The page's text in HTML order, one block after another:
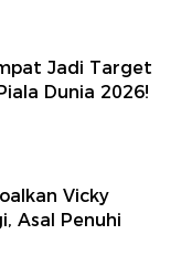
Jadi Target
Dunia 2026!
Vicky
Asal Penuhi